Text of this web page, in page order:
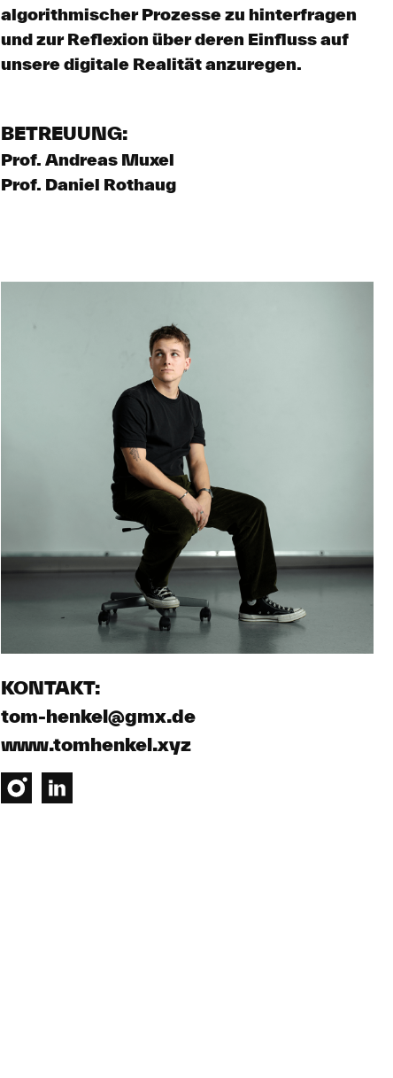
algorithmischer Prozesse zu hinterfragen
und zur Reflexion über deren Einfluss auf
unsere digitale Realität anzuregen. ​​
BETREUUNG:
Prof. Andreas Muxel
Prof. Daniel Rothaug
KONTAKT:
tom-henkel@gmx.de
www.tomhenkel.xyz